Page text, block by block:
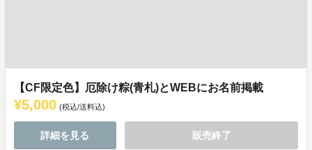
【CF限定色】厄除け粽(青札)とWEBにお名前掲載
¥5,000 (税込/送料込)
詳細を見る 販売終了